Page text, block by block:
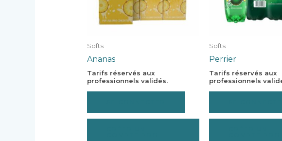
Softs
Ananas
Tarifs réservés aux
professionnels validés.
Softs
Perrier
Tarifs réservés aux
professionnels